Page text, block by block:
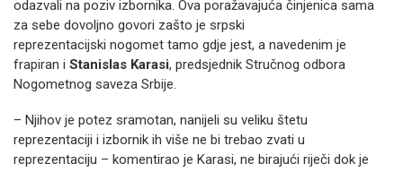
odazvali na poziv izbornika. Ova poražavajuća činjenica sama
za sebe dovoljno govori zašto je srpski
reprezentacijski nogomet tamo gdje jest, a navedenim je
frapiran i Stanislas Karasi, predsjednik Stručnog odbora
Nogometnog saveza Srbije.
– Njihov je potez sramotan, nanijeli su veliku štetu
reprezentaciji i izbornik ih više ne bi trebao zvati u
reprezentaciju – komentirao je Karasi, ne birajući riječi dok je